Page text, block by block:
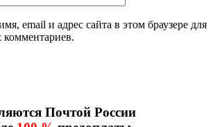
email и адрес сайта в этом браузере для
Почтой России